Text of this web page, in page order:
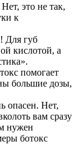
это не так,
к
Для губ
кислотой, а
помогает
большие дозы,
опасен. Нет,
вам сразу
нужен
ботокс